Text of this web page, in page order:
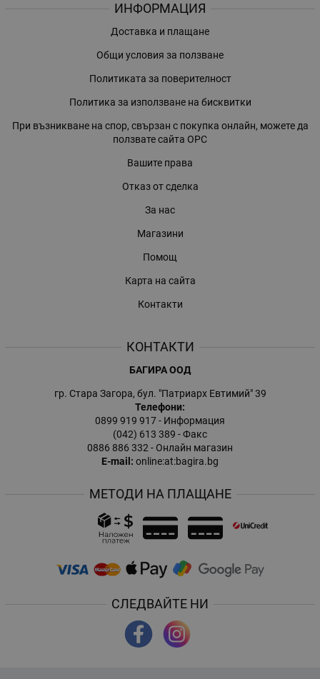
ИНФОРМАЦИЯ
Доставка и плащане
Общи условия за ползване
Политиката за поверителност
Политика за използване на бисквитки
При възникване на спор, свързан с покупка онлайн, можете да
ползвате сайта ОРС
Вашите права
Отказ от сделка
За нас
Магазини
Помощ
Карта на сайта
Контакти
КОНТАКТИ
БАГИРА ООД
гр. Стара Загора, бул. "Патриарх Евтимий" 39
Телефони:
0899 919 917- Информация
(042) 613 389 - Факс
0886 886 332 - Онлайн магазин
E-mail: online:at:bagira.bg
МЕТОДИ НА ПЛАЩАНЕ
СЛЕДВАЙТЕ НИ